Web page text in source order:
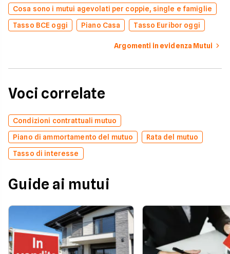
Cosa sono i mutui agevolati per coppie, single e famiglie
Tasso BCE oggi
Piano Casa Tasso Euribor oggi
Argomenti in evidenza Mutui
Voci correlate
Condizioni contrattuali mutuo
Piano di ammortamento del mutuo
Rata del mutuo
Tasso di interesse
Guide ai mutui